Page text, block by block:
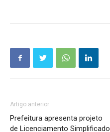
Artigo anterior
Prefeitura apresenta projeto
de Licenciamento Simplificado